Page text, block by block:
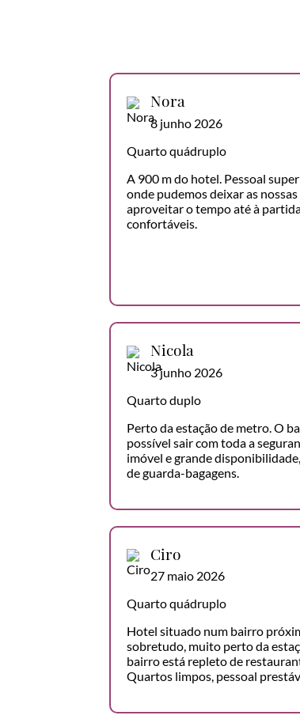
Nora
8 junho 2026
Quarto quádruplo
A 900 m do hotel. Pessoal
onde pudemos deixar as
aproveitar o tempo até à
confortáveis.
Nicola
3 junho 2026
Quarto duplo
Perto da estação de metro. O
possível sair com toda a
imóvel e grande
de guarda-bagagens.
Ciro
27 maio 2026
Quarto quádruplo
Hotel situado num bairro
sobretudo, muito perto da
bairro está repleto de
Quartos limpos, pessoal